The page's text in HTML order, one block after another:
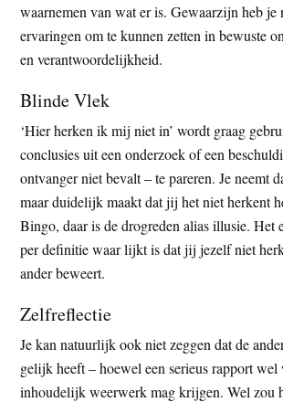
waarnemen van wat er is. Gewaarzijn heb je
ervaringen om te kunnen zetten in bewuste
en verantwoordelijkheid.
Blinde Vlek
‘Hier herken ik mij niet in’ wordt graag
conclusies uit een onderzoek of een
ontvanger niet bevalt – te pareren. Je neemt
maar duidelijk maakt dat jij het niet herkent
Bingo, daar is de drogreden alias illusie. Het
per definitie waar lijkt is dat jij jezelf niet
ander beweert.
Zelfreflectie
Je kan natuurlijk ook niet zeggen dat de
gelijk heeft – hoewel een serieus rapport wel
inhoudelijk weerwerk mag krijgen. Wel zou